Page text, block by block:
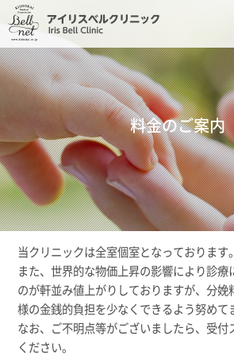
料金のご案内
当クリニックは全室個室となっております。
また、世界的な物価上昇の影響により診療
のが軒並み値上がりしておりますが、分娩
様の金銭的負担を少なくできるよう努めて
なお、ご不明点等がございましたら、受付
ください。